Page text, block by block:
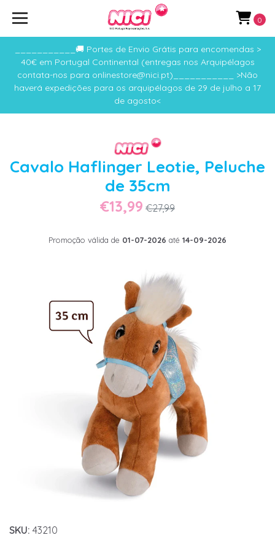
___________🚚 Portes de Envio Grátis para encomendas >
40€ em Portugal Continental (entregas nos Arquipélagos
contata-nos para onlinestore@nici.pt)___________ >Não
haverá expedições para os arquipélagos de 29 de julho a 17
de agosto<
0
Cavalo Haflinger Leotie, Peluche
de 35cm
€13,99 €27,99
Promoção válida de 01-07-2026 até 14-09-2026
SKU: 43210